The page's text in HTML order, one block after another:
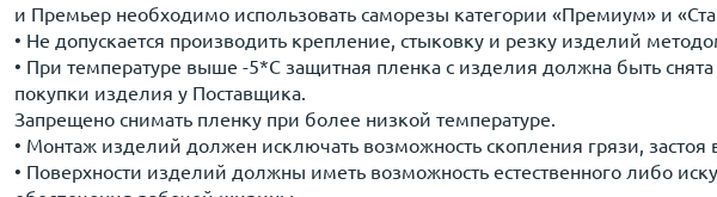
и Премьер необходимо использовать саморезы категории «Премиум» и
• Не допускается производить крепление, стыковку и резку изделий
• При температуре выше -5*С защитная пленка с изделия должна быть
покупки изделия у Поставщика.
Запрещено снимать пленку при более низкой температуре.
• Монтаж изделий должен исключать возможность скопления грязи, застоя
• Поверхности изделий должны иметь возможность естественного либо